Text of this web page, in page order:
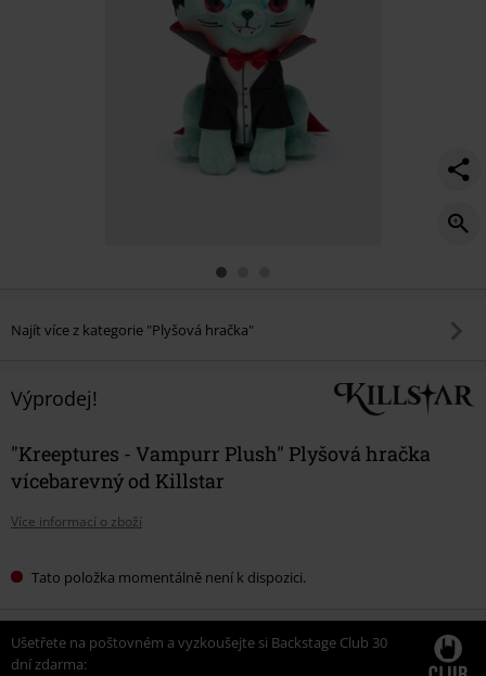
Najít více z kategorie "Plyšová hračka"
Výprodej!
"Kreeptures - Vampurr Plush" Plyšová hračka
vícebarevný od Killstar
Více informací o zboží
Tato položka momentálně není k dispozici.
Ušetřete na poštovném a vyzkoušejte si Backstage Club 30
dní zdarma: